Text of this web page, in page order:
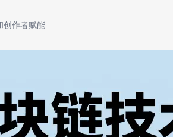
创作者赋能